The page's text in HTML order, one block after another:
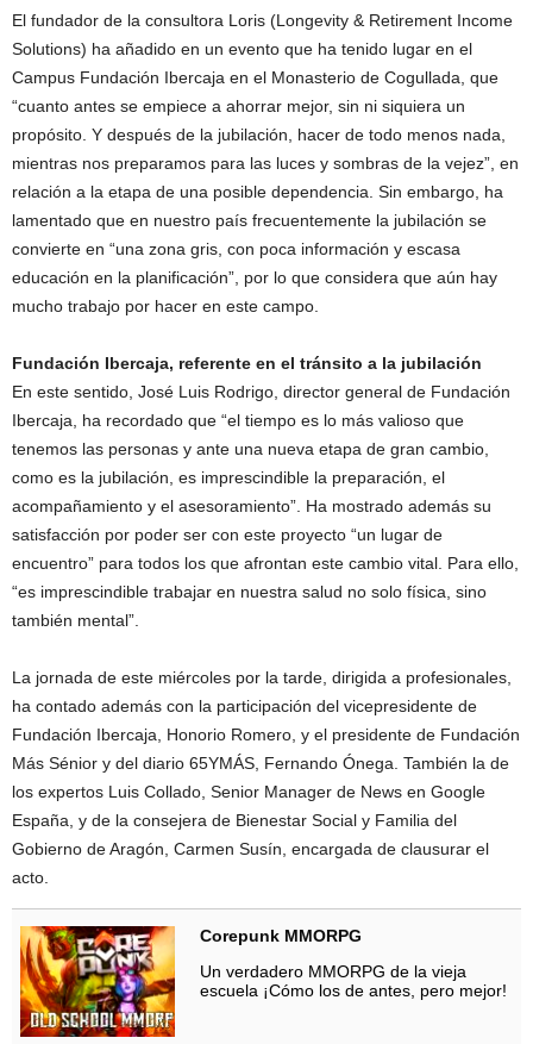
El fundador de la consultora Loris (Longevity & Retirement Income
Solutions) ha añadido en un evento que ha tenido lugar en el
Campus Fundación Ibercaja en el Monasterio de Cogullada, que
“cuanto antes se empiece a ahorrar mejor, sin ni siquiera un
propósito. Y después de la jubilación, hacer de todo menos nada,
mientras nos preparamos para las luces y sombras de la vejez”, en
relación a la etapa de una posible dependencia. Sin embargo, ha
lamentado que en nuestro país frecuentemente la jubilación se
convierte en “una zona gris, con poca información y escasa
educación en la planificación”, por lo que considera que aún hay
mucho trabajo por hacer en este campo.
Fundación Ibercaja, referente en el tránsito a la jubilación
En este sentido, José Luis Rodrigo, director general de Fundación
Ibercaja, ha recordado que “el tiempo es lo más valioso que
tenemos las personas y ante una nueva etapa de gran cambio,
como es la jubilación, es imprescindible la preparación, el
acompañamiento y el asesoramiento”. Ha mostrado además su
satisfacción por poder ser con este proyecto “un lugar de
encuentro” para todos los que afrontan este cambio vital. Para ello,
“es imprescindible trabajar en nuestra salud no solo física, sino
también mental”.
La jornada de este miércoles por la tarde, dirigida a profesionales,
ha contado además con la participación del vicepresidente de
Fundación Ibercaja, Honorio Romero, y el presidente de Fundación
Más Sénior y del diario 65YMÁS, Fernando Ónega. También la de
los expertos Luis Collado, Senior Manager de News en Google
España, y de la consejera de Bienestar Social y Familia del
Gobierno de Aragón, Carmen Susín, encargada de clausurar el
acto.
Corepunk MMORPG
Un verdadero MMORPG de la vieja
escuela ¡Cómo los de antes, pero mejor!